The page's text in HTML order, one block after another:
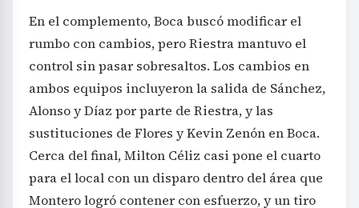
En el complemento, Boca buscó modificar el
rumbo con cambios, pero Riestra mantuvo el
control sin pasar sobresaltos. Los cambios en
ambos equipos incluyeron la salida de Sánchez,
Alonso y Díaz por parte de Riestra, y las
sustituciones de Flores y Kevin Zenón en Boca.
Cerca del final, Milton Céliz casi pone el cuarto
para el local con un disparo dentro del área que
Montero logró contener con esfuerzo, y un tiro